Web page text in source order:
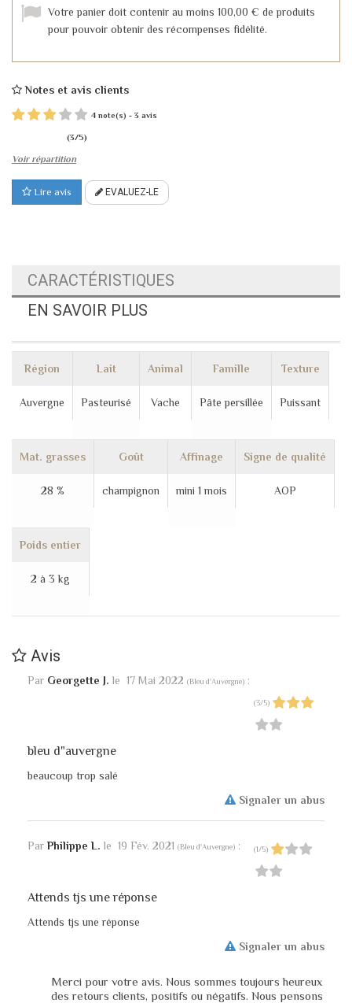
Votre panier doit contenir au moins 100,00 € de produits
pour pouvoir obtenir des récompenses fidélité.
Notes et avis clients
(3/5)
4 note(s) - 3 avis
Voir répartition
Lire avis EVALUEZ-LE
CARACTÉRISTIQUES
EN SAVOIR PLUS
Région
Auvergne
Lait
Pasteurisé
Animal
Vache
Famille
Pâte persillée
Texture
Puissant
Mat. grasses
28 %
Goût
champignon
Affinage
mini 1 mois
Signe de qualité
AOP
Poids entier
2 à 3 kg
Avis
Par Georgette J. le 17 Mai 2022 (Bleu d'Auvergne) :
(3/5)
bleu d"auvergne
beaucoup trop salé
Signaler un abus
Par Philippe L. le 19 Fév. 2021 (Bleu d'Auvergne) : (1/5)
Attends tjs une réponse
Attends tjs une réponse
Signaler un abus
Merci pour votre avis. Nous sommes toujours heureux
des retours clients, positifs ou négatifs. Nous pensons